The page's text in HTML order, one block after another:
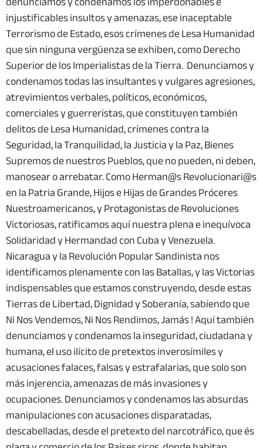
injustificables insultos y amenazas, ese inaceptable
Terrorismo de Estado, esos crímenes de Lesa Humanidad
que sin ninguna vergüenza se exhiben, como Derecho
Superior de los Imperialistas de la Tierra. Denunciamos y
condenamos todas las insultantes y vulgares agresiones,
atrevimientos verbales, políticos, económicos,
comerciales y guerreristas, que constituyen también
delitos de Lesa Humanidad, crímenes contra la
Seguridad, la Tranquilidad, la Justicia y la Paz, Bienes
Supremos de nuestros Pueblos, que no pueden, ni deben,
manosear o arrebatar. Como Herman@s Revolucionari@s
en la Patria Grande, Hijos e Hijas de Grandes Próceres
Nuestroamericanos, y Protagonistas de Revoluciones
Victoriosas, ratificamos aquí nuestra plena e inequívoca
Solidaridad y Hermandad con Cuba y Venezuela.
Nicaragua y la Revolución Popular Sandinista nos
identificamos plenamente con las Batallas, y las Victorias
indispensables que estamos construyendo, desde estas
Tierras de Libertad, Dignidad y Soberanía, sabiendo que
Ni Nos Vendemos, Ni Nos Rendimos, Jamás ! Aquí también
denunciamos y condenamos la inseguridad, ciudadana y
humana, el uso ilícito de pretextos inverosímiles y
acusaciones falaces, falsas y estrafalarias, que solo son
más injerencia, amenazas de más invasiones y
ocupaciones. Denunciamos y condenamos las absurdas
manipulaciones con acusaciones disparatadas,
descabelladas, desde el pretexto del narcotráfico, que és